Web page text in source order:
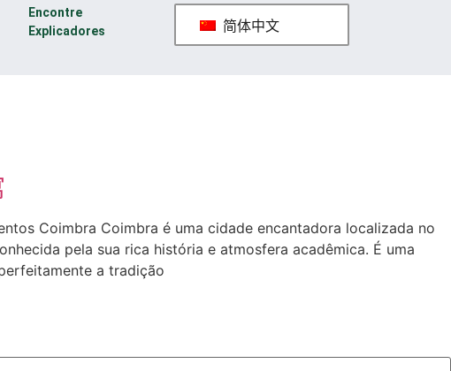
Encontre
Explicadores
简体中文
Coimbra Coimbra é uma cidade encantadora localizada no
pela sua rica história e atmosfera acadêmica. É uma
a tradição